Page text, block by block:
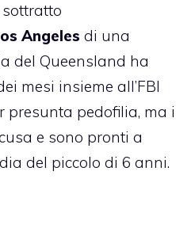
Angeles di una
del Queensland ha
mesi insieme all’FBI
presunta pedofilia, ma i
e sono pronti a
del piccolo di 6 anni.